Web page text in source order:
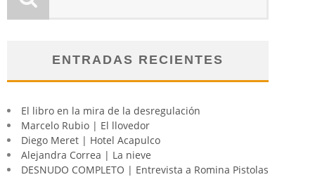
ENTRADAS RECIENTES
El libro en la mira de la desregulación
Marcelo Rubio | El llovedor
Diego Meret | Hotel Acapulco
Alejandra Correa | La nieve
DESNUDO COMPLETO | Entrevista a Romina Pistolas